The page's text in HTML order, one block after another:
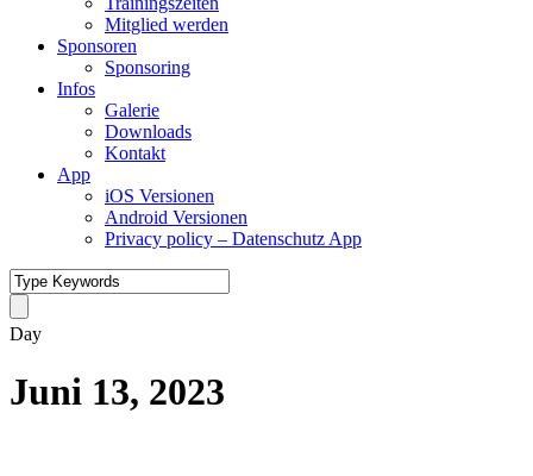
Mitglied werden
Sponsoren
Sponsoring
Infos
Galerie
Downloads
Kontakt
App
iOS Versionen
Android Versionen
Privacy policy – Datenschutz App
Day
Juni 13, 2023